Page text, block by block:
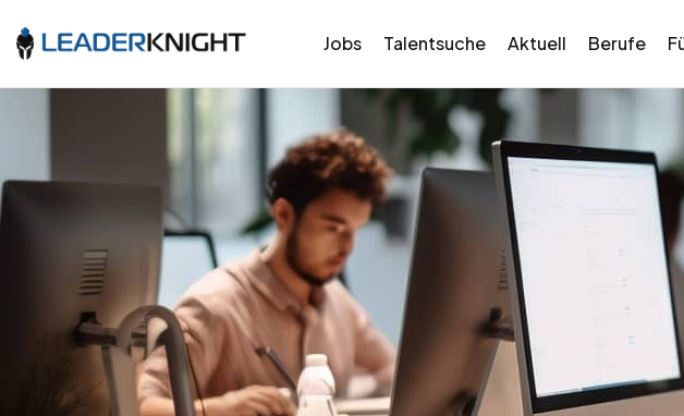
Jobs Talentsuche Aktuell Berufe